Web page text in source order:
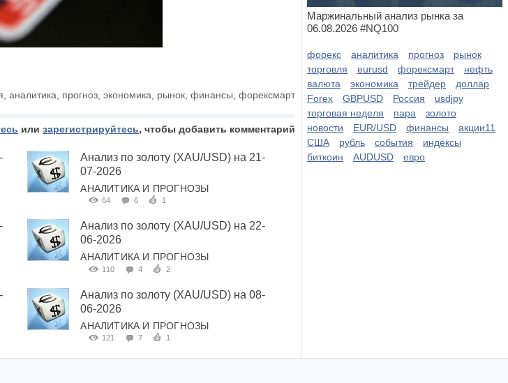
аналитика прогноз экономика рынок финансы форексмарт
или зарегистрируйтесь, чтобы добавить комментарий
Анализ по золоту (XAU/USD) на 21-
07-2026
АНАЛИТИКА И ПРОГНОЗЫ
64 6 1
Анализ по золоту (XAU/USD) на 22-
06-2026
АНАЛИТИКА И ПРОГНОЗЫ
110 4 2
Анализ по золоту (XAU/USD) на 08-
06-2026
АНАЛИТИКА И ПРОГНОЗЫ
121 7 1
Маржинальный анализ рынка за
06.08.2026 #NQ100
форекс аналитика прогноз
рынок
торговля
eurusd форексмарт
нефть
валюта
экономика трейдер
доллар
Forex
GBPUSD Россия
usdjpy
торговая неделя
пара
золото
новости
EUR/USD финансы
акции11
США
рубль события
индексы
биткоин
AUDUSD евро